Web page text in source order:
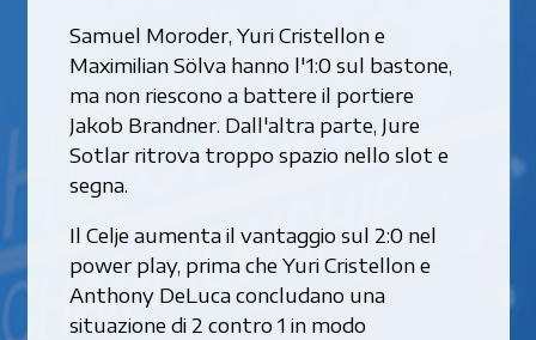
Samuel Moroder, Yuri Cristellon e
Maximilian Sölva hanno l'1:0 sul bastone,
ma non riescono a battere il portiere
Jakob Brandner. Dall'altra parte, Jure
Sotlar ritrova troppo spazio nello slot e
segna.
Il Celje aumenta il vantaggio sul 2:0 nel
power play, prima che Yuri Cristellon e
Anthony DeLuca concludano una
situazione di 2 contro 1 in modo